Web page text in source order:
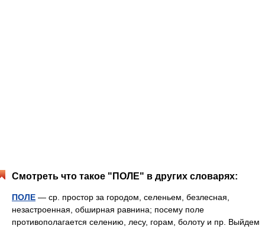
Смотреть что такое "ПОЛЕ" в других словарях:
ПОЛЕ — ср. простор за городом, селеньем, безлесная,
незастроенная, обширная равнина; посему поле
противополагается селению, лесу, горам, болоту и пр. Выйдем